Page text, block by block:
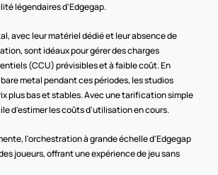
légendaires d'Edgegap.
avec leur matériel dédié et leur absence de
sont idéaux pour gérer des charges
(CCU) prévisibles et à faible coût. En
metal pendant ces périodes, les studios
plus bas et stables. Avec une tarification simple
d'estimer les coûts d'utilisation en cours.
l'orchestration à grande échelle d'Edgegap
joueurs, offrant une expérience de jeu sans